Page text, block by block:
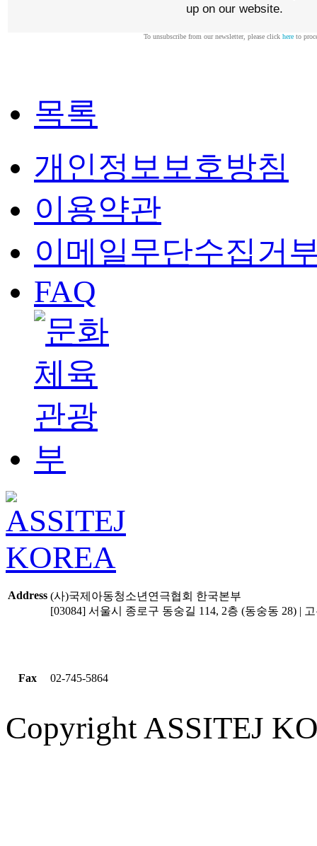
up on our website.
To unsubscribe from our newsletter, please click here to
목록
개인정보보호방침
이용약관
이메일무단수집거
FAQ
Address (사)국제아동청소년연극협회 한국본부
[03084] 서울시 종로구 동숭길 114, 2층 (동숭동 28) |
Fax 02-745-5864
Copyright ASSITEJ